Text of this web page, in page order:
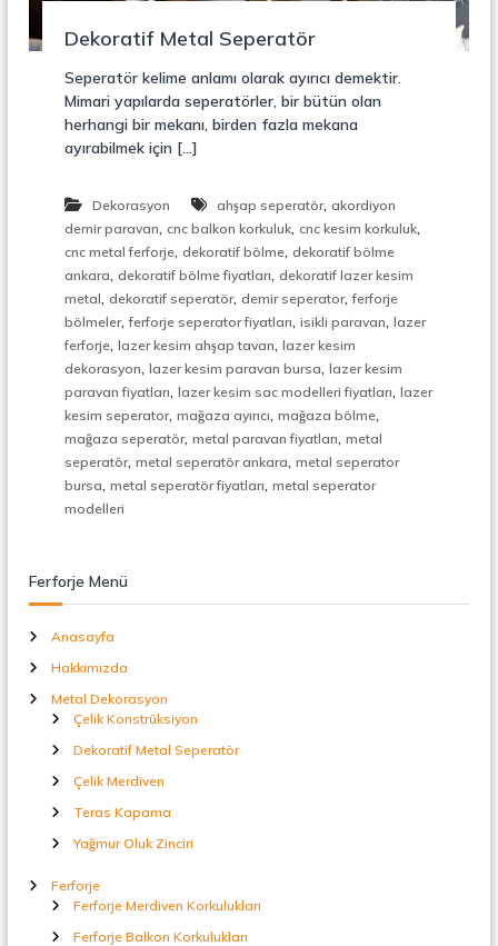
n
k
i
y
o
e
l
i
k
e
r
d
v
,
M
e
p
Dekoratif Metal Seperatör
Seperatör kelime anlamı olarak ayırıcı demektir.
Mimari yapılarda seperatörler, bir bütün olan
herhangi bir mekanı, birden fazla mekana
ayırabilmek için […]
Dekorasyon ahşap seperatör, akordiyon
demir paravan, cnc balkon korkuluk, cnc kesim korkuluk,
cnc metal ferforje, dekoratif bölme, dekoratif bölme
ankara, dekoratif bölme fiyatları, dekoratif lazer kesim
metal, dekoratif seperatör, demir seperator,ferforje
bölmeler,ferforje seperator fiyatları, isikli paravan, lazer
ferforje, lazer kesim ahşap tavan, lazer kesim
dekorasyon, lazer kesim paravan bursa, lazer kesim
paravan fiyatları, lazer kesim sac modelleri fiyatları, lazer
kesim seperator, mağaza ayırıcı, mağaza bölme,
mağaza seperatör, metal paravan fiyatları, metal
seperatör, metal seperatör ankara, metal seperator
bursa, metal seperatör fiyatları, metal seperator
modelleri
Ferforje Menü
Anasayfa
Hakkımızda
Metal Dekorasyon
Çelik Konstrüksiyon
Dekoratif Metal Seperatör
Çelik Merdiven
Teras Kapama
Yağmur Oluk Zinciri
Ferforje
Ferforje Merdiven Korkulukları
Ferforje Balkon Korkulukları